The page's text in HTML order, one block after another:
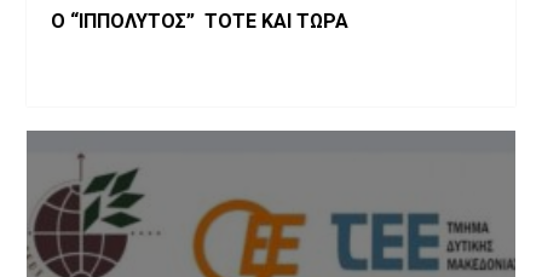
Ο “ΙΠΠΟΛΥΤΟΣ” ΤΟΤΕ ΚΑΙ ΤΩΡΑ